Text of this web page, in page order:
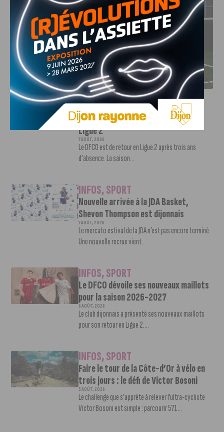
DFCO : RENCONTRE AVEC PIERRE-HENRI DEBALLON,
L’ARTISAN DE LA MONTÉE EN LIGUE 2
INFOS,SPORT
DFCO : Rencontre avec Pierre-Henri
Deballon, l’artisan de la montée en
Ligue 2
7 AOÛT, 2026
Le DFCO est de retour en Ligue 2 après trois ans
d’absence. La saison...
INFOS,SPORT
Nouvelle arrivée à la JDA Basket,
Shevon Thompson est dijonnais
7 AOÛT, 2026
Le mercato estival de la JDA n’est pas encore terminé.
Une nouvelle recrue vient...
INFOS,SPORT
Le DFCO dévoile ses nouveaux maillots
pour la saison 2026-2027
6 AOÛT, 2026
Le club dijonnais a présenté ses nouveaux maillots
pour son retour en Ligue 2....
INFOS,SPORT
Faire le tour de la Côte-d’Or à vélo en
trois jours : le défi de Victor Bosoni
5 AOÛT, 2026
Le challenge que s’apprête à relever l’ultra-cycliste
Victor Bosoni est simple : parcourir 571...